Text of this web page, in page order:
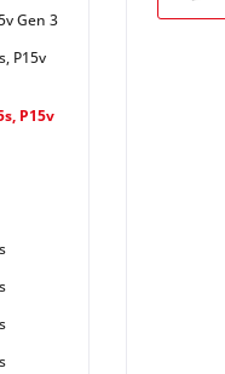
Gen 3
P15v
P15v